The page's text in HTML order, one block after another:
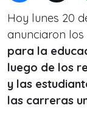
Hoy lunes 20
anunciaron
para la
luego de los
y las
las carreras